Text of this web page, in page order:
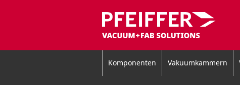
Komponenten Vakuumkammern